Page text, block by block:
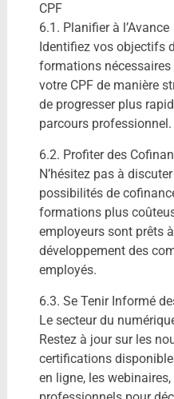
CPF
6.1. Planifier à l’Avance
Identifiez vos objectifs
formations
votre CPF de manière
de progresser plus
parcours professionnel.
6.2. Profiter des
N’hésitez pas à
possibilités de
formations plus
employeurs sont prêts
développement des
employés.
6.3. Se Tenir Informé
Le secteur du
Restez à jour sur les
certifications
en ligne, les